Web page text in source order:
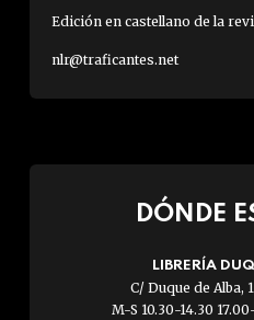
Edición en castellano de la
nlr@traficantes.net
DÓNDE
LIBRERÍA
C/ Duque de Alba,
M-S 10.30-14.30